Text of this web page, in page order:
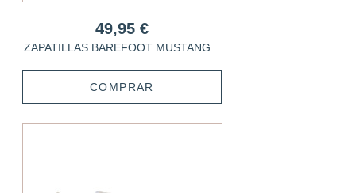
49,95 €
ZAPATILLAS BAREFOOT MUSTANG...
COMPRAR